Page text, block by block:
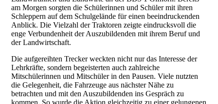
am Morgen sorgten die Schülerinnen und Schüler mit ihren
Schleppern auf dem Schulgelände für einen beeindruckenden
Anblick. Die Vielzahl der Traktoren zeigte eindrucksvoll die
enge Verbundenheit der Auszubildenden mit ihrem Beruf und
der Landwirtschaft.
Die aufgereihten Trecker weckten nicht nur das Interesse der
Lehrkräfte, sondern begeisterten auch zahlreiche
Mitschülerinnen und Mitschüler in den Pausen. Viele nutzten
die Gelegenheit, die Fahrzeuge aus nächster Nähe zu
betrachten und mit den Auszubildenden ins Gespräch zu
kommen. So wurde die Aktion gleichzeitig zu einer gelungenen